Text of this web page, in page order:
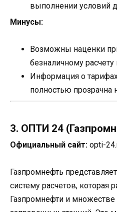
выполнении условий
Минусы:
Возможны наценки
безналичному
Информация о
полностью прозрачна
3. ОПТИ 24
Официальный сайт: opti-
Газпромнефть
систему расчетов, которая
Газпромнефти и множестве